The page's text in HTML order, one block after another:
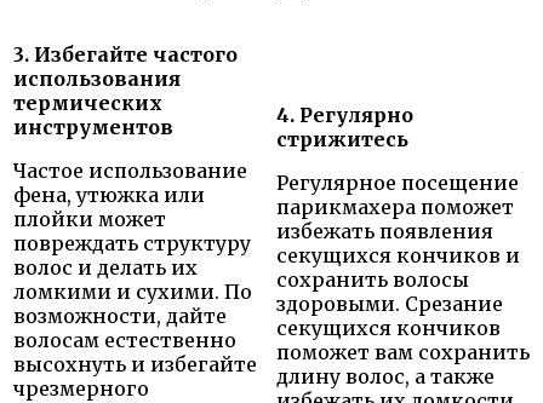
3. Избегайте частого
использования
термических
инструментов
Частое использование
фена, утюжка или
плойки может
повреждать структуру
волос и делать их
ломкими и сухими. По
возможности, дайте
волосам естественно
высохнуть и избегайте
чрезмерного
4. Регулярно
стрижитесь
Регулярное посещение
парикмахера поможет
избежать появления
секущихся кончиков и
сохранить волосы
здоровыми. Срезание
секущихся кончиков
поможет вам сохранить
длину волос, а также